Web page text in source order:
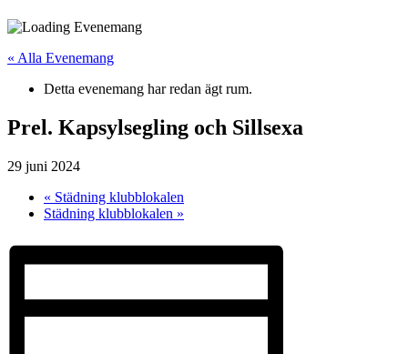
« Alla Evenemang
Detta evenemang har redan ägt rum.
Prel. Kapsylsegling och Sillsexa
29 juni 2024
« Städning klubblokalen
Städning klubblokalen »